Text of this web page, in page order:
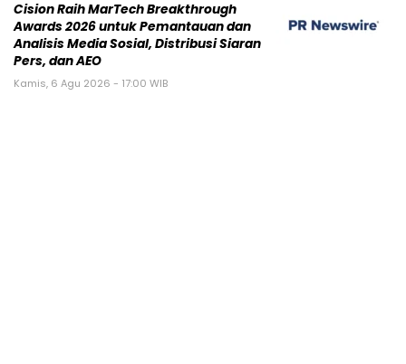
Cision Raih MarTech Breakthrough
Awards 2026 untuk Pemantauan dan
Analisis Media Sosial, Distribusi Siaran
Pers, dan AEO
Kamis, 6 Agu 2026 - 17:00 WIB